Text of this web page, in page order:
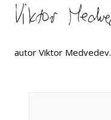
autor Viktor Medvedev.